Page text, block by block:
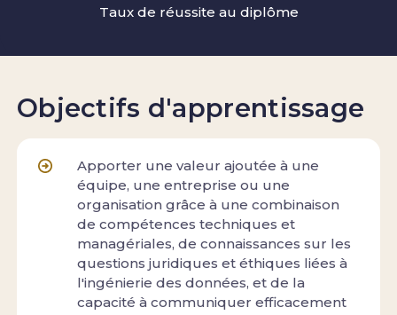
Taux de réussite au diplôme
Objectifs d'apprentissage
Apporter une valeur ajoutée à une
équipe, une entreprise ou une
organisation grâce à une combinaison
de compétences techniques et
managériales, de connaissances sur les
questions juridiques et éthiques liées à
l'ingénierie des données, et de la
capacité à communiquer efficacement